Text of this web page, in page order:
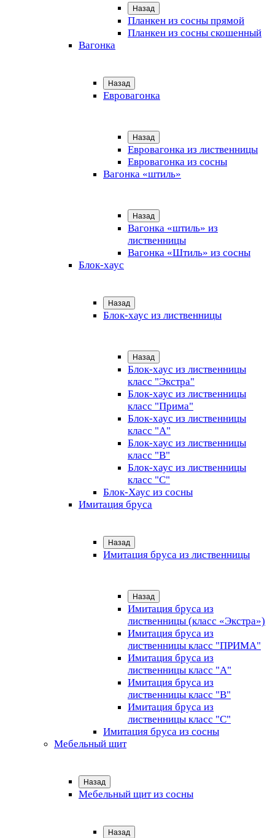
Назад
Планкен из сосны прямой
Планкен из сосны скошенный
Вагонка
Назад
Евровагонка
Назад
Евровагонка из лиственницы
Евровагонка из сосны
Вагонка «штиль»
Назад
Вагонка «штиль» из
лиственницы
Вагонка «Штиль» из сосны
Блок-хаус
Назад
Блок-хаус из лиственницы
Назад
Блок-хаус из лиственницы
класс "Экстра"
Блок-хаус из лиственницы
класс "Прима"
Блок-хаус из лиственницы
класс "А"
Блок-хаус из лиственницы
класс "B"
Блок-хаус из лиственницы
класс "C"
Блок-Хаус из сосны
Имитация бруса
Назад
Имитация бруса из лиственницы
Назад
Имитация бруса из
лиственницы (класс «Экстра»)
Имитация бруса из
лиственницы класс "ПРИМА"
Имитация бруса из
лиственницы класс "А"
Имитация бруса из
лиственницы класс "B"
Имитация бруса из
лиственницы класс "C"
Имитация бруса из сосны
Мебельный щит
Назад
Мебельный щит из сосны
Назад